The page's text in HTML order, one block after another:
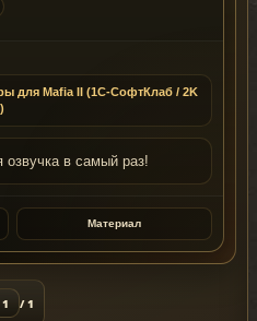
для Mafia II (1C-СофтКлаб / 2K
озвучка в самый раз!
Материал
1 / 1